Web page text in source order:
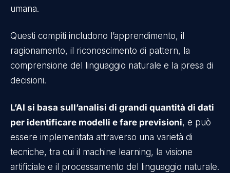
umana.
Questi compiti includono l’apprendimento, il
ragionamento, il riconoscimento di pattern, la
comprensione del linguaggio naturale e la presa di
decisioni.
L’AI si basa sull’analisi di grandi quantità di dati
per identificare modelli e fare previsioni, e può
essere implementata attraverso una varietà di
tecniche, tra cui il machine learning, la visione
artificiale e il processamento del linguaggio naturale.